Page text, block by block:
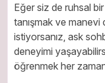
Eğer siz de ruhsal
tanışmak ve manevi
istiyorsanız, ask
deneyimi
öğrenmek her